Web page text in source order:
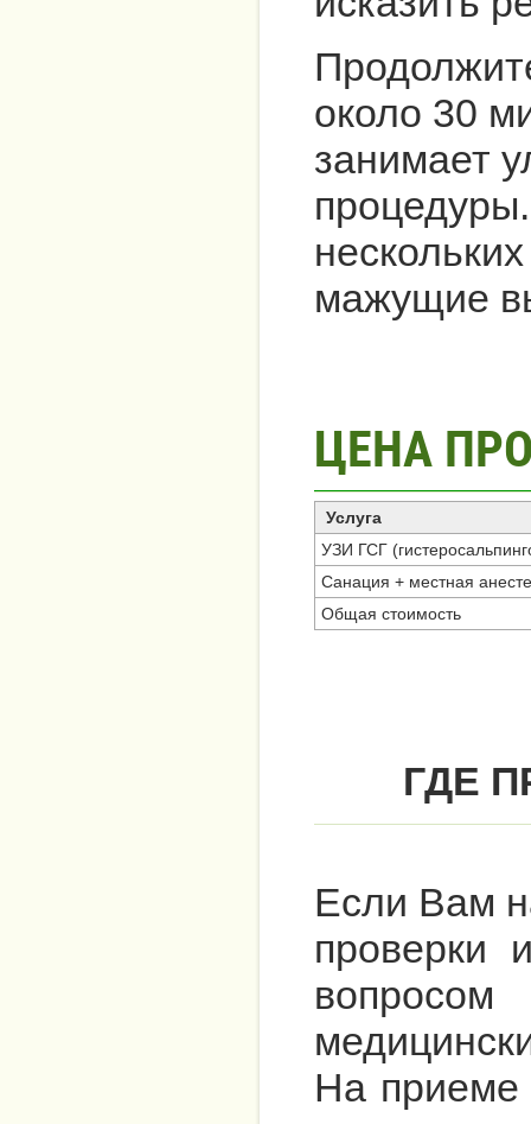
около 30
занимает
мажущие
ЦЕНА
Услуга
УЗИ ГСГ
Санация + местная
Общая стоимость
ГДЕ
Если Вам
проверки
На приеме